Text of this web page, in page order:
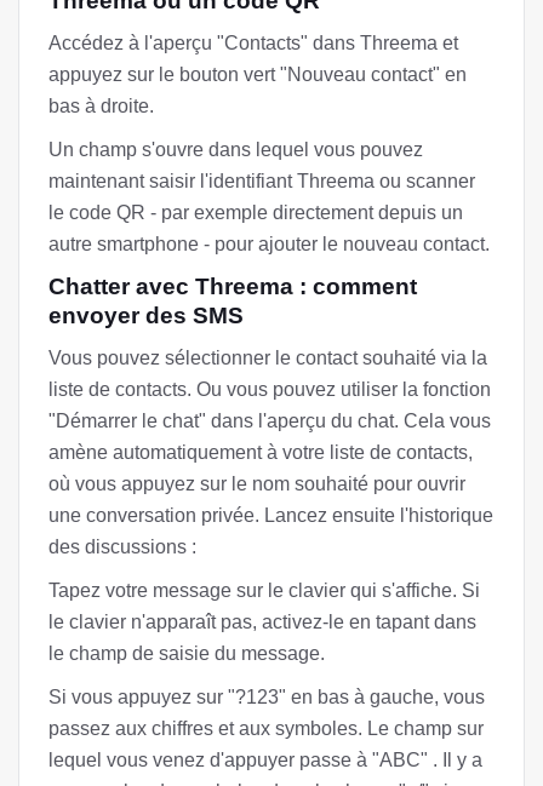
Accédez à l'aperçu "Contacts" dans Threema et
appuyez sur le bouton vert "Nouveau contact" en
bas à droite.
Un champ s'ouvre dans lequel vous pouvez
maintenant saisir l'identifiant Threema ou scanner
le code QR - par exemple directement depuis un
autre smartphone - pour ajouter le nouveau contact.
Chatter avec Threema : comment
envoyer des SMS
Vous pouvez sélectionner le contact souhaité via la
liste de contacts. Ou vous pouvez utiliser la fonction
"Démarrer le chat" dans l'aperçu du chat. Cela vous
amène automatiquement à votre liste de contacts,
où vous appuyez sur le nom souhaité pour ouvrir
une conversation privée. Lancez ensuite l'historique
des discussions :
Tapez votre message sur le clavier qui s'affiche. Si
le clavier n'apparaît pas, activez-le en tapant dans
le champ de saisie du message.
Si vous appuyez sur "?123" en bas à gauche, vous
passez aux chiffres et aux symboles. Le champ sur
lequel vous venez d'appuyer passe à "ABC" . Il y a